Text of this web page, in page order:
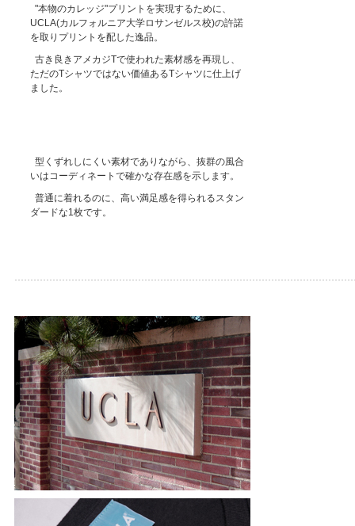
"本物のカレッジ"プリントを実現するために、
UCLA(カルフォルニア大学ロサンゼルス校)の許諾
を取りプリントを配した逸品。
古き良きアメカジTで使われた素材感を再現し、
ただのTシャツではない価値あるTシャツに仕上げ
ました。
型くずれしにくい素材でありながら、抜群の風合
いはコーディネートで確かな存在感を示します。
普通に着れるのに、高い満足感を得られるスタン
ダードな1枚です。